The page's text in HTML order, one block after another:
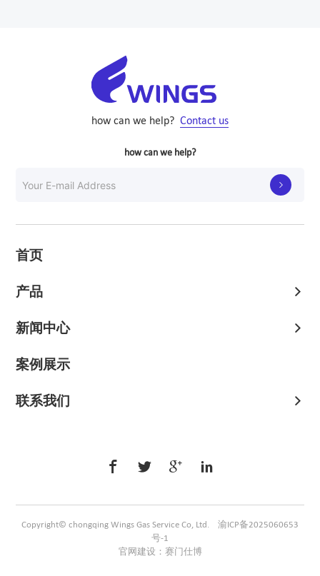
how can we help? Contact us
how can we help?

首页
产品
新闻中心
案例展示
联系我们
   
Copyright© chongqing Wings Gas Service Co, Ltd. 渝ICP备2025060653
号-1
官网建设：赛门仕博